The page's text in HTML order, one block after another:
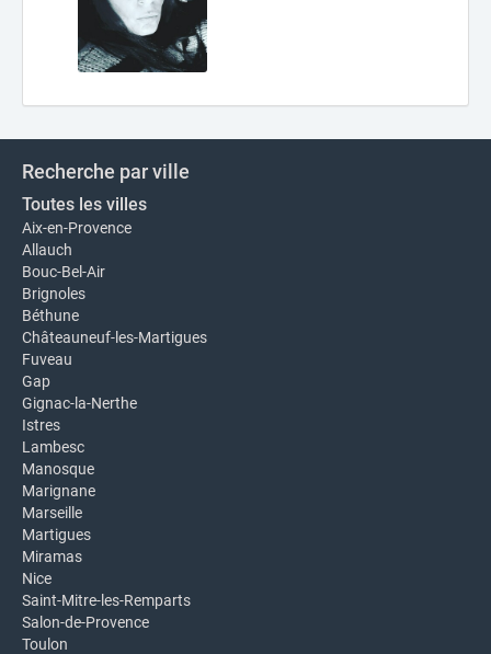
Recherche par ville
Toutes les villes
Aix-en-Provence
Allauch
Bouc-Bel-Air
Brignoles
Béthune
Châteauneuf-les-Martigues
Fuveau
Gap
Gignac-la-Nerthe
Istres
Lambesc
Manosque
Marignane
Marseille
Martigues
Miramas
Nice
Saint-Mitre-les-Remparts
Salon-de-Provence
Toulon